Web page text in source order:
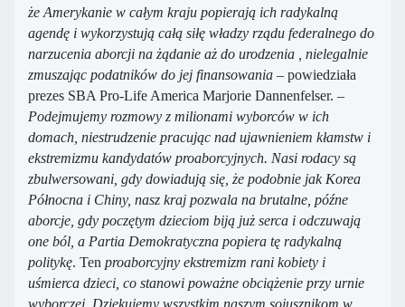
że Amerykanie w całym kraju popierają ich radykalną
agendę i wykorzystują całą siłę władzy rządu federalnego do
narzucenia aborcji na żądanie aż do urodzenia , nielegalnie
zmuszając podatników do jej finansowania – powiedziała
prezes SBA Pro-Life America Marjorie Dannenfelser. –
Podejmujemy rozmowy z milionami wyborców w ich
domach, niestrudzenie pracując nad ujawnieniem kłamstw i
ekstremizmu kandydatów proaborcyjnych. Nasi rodacy są
zbulwersowani, gdy dowiadują się, że podobnie jak Korea
Północna i Chiny, nasz kraj pozwala na brutalne, późne
aborcje, gdy poczętym dzieciom biją już serca i odczuwają
one ból, a Partia Demokratyczna popiera tę radykalną
politykę. Ten proaborcyjny ekstremizm rani kobiety i
uśmierca dzieci, co stanowi poważne obciążenie przy urnie
wyborczej. Dziękujemy wszystkim naszym sojusznikom w